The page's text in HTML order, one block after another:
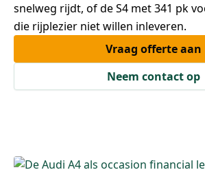
snelweg rijdt, of de S4 met 341 pk
die rijplezier niet willen inleveren.
Vraag offerte aan
Neem contact op